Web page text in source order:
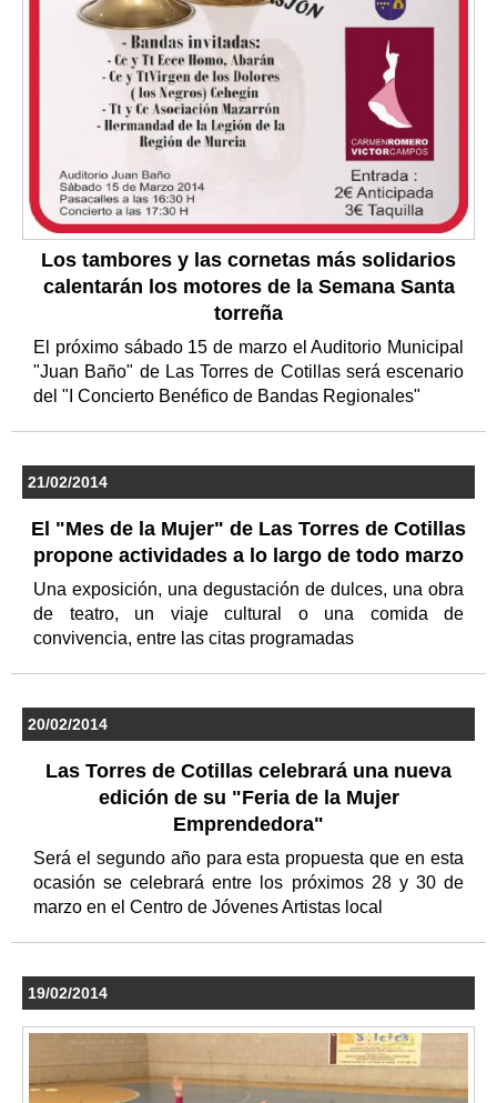
Los tambores y las cornetas más solidarios
calentarán los motores de la Semana Santa
torreña
El próximo sábado 15 de marzo el Auditorio Municipal
"Juan Baño" de Las Torres de Cotillas será escenario
del "I Concierto Benéfico de Bandas Regionales"
21/02/2014
El "Mes de la Mujer" de Las Torres de Cotillas
propone actividades a lo largo de todo marzo
Una exposición, una degustación de dulces, una obra
de teatro, un viaje cultural o una comida de
convivencia, entre las citas programadas
20/02/2014
Las Torres de Cotillas celebrará una nueva
edición de su "Feria de la Mujer
Emprendedora"
Será el segundo año para esta propuesta que en esta
ocasión se celebrará entre los próximos 28 y 30 de
marzo en el Centro de Jóvenes Artistas local
19/02/2014